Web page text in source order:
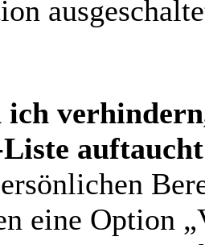
ich
eine Option